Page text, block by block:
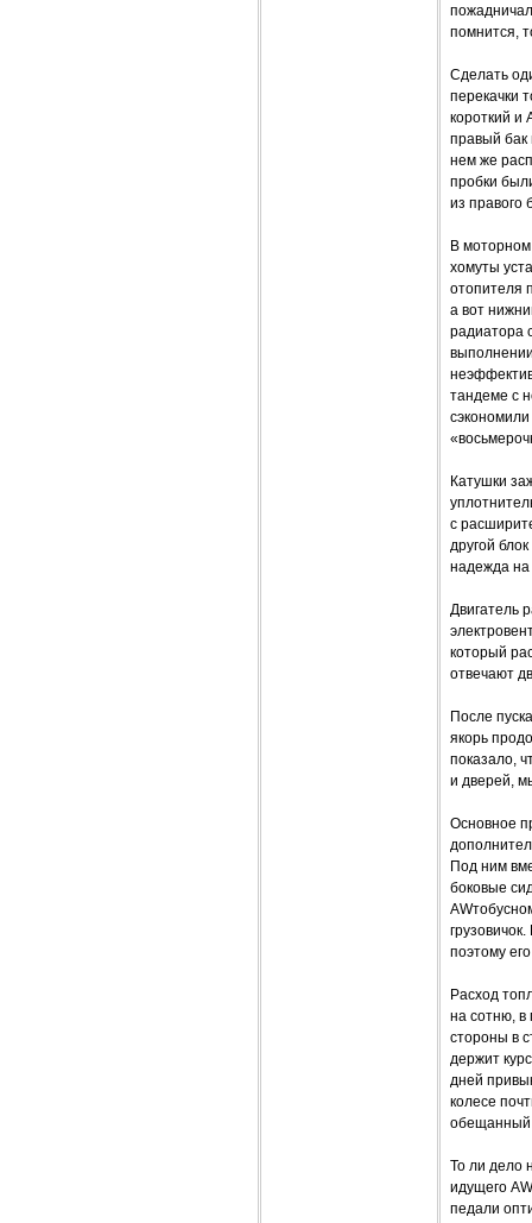
помнится,
Сделать
перекачки
короткий и
правый бак
нем же
пробки
из правого
В моторном
хомуты
отопителя
а вот
радиатора
тандеме с
Катушки
с
другой
надежда на
Двигатель
который
отвечают
После
якорь
показало,
и дверей,
Основное
Под ним
боковые
поэтому
Расход
на сотню, в
стороны в
держит
дней
колесе
То ли дело
идущего
педали